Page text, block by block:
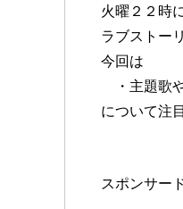
火曜２２時
ラブストー
今回は
・主題歌
について注
スポンサー